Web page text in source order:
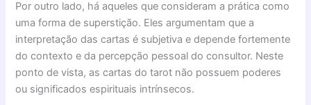
Por outro lado, há aqueles que consideram a prática como
uma forma de superstição. Eles argumentam que a
interpretação das cartas é subjetiva e depende fortemente
do contexto e da percepção pessoal do consultor. Neste
ponto de vista, as cartas do tarot não possuem poderes
ou significados espirituais intrínsecos.